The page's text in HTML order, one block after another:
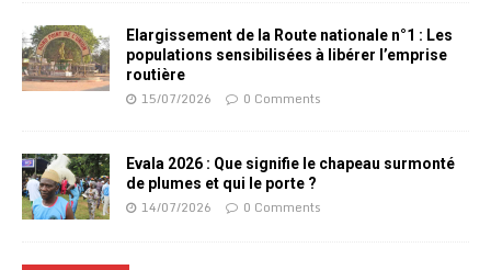
Elargissement de la Route nationale n°1 : Les
populations sensibilisées à libérer l’emprise
routière
15/07/2026 0 Comments
Evala 2026 : Que signifie le chapeau surmonté
de plumes et qui le porte ?
14/07/2026 0 Comments